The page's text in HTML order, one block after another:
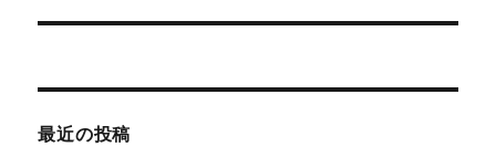
ー
最近の投稿